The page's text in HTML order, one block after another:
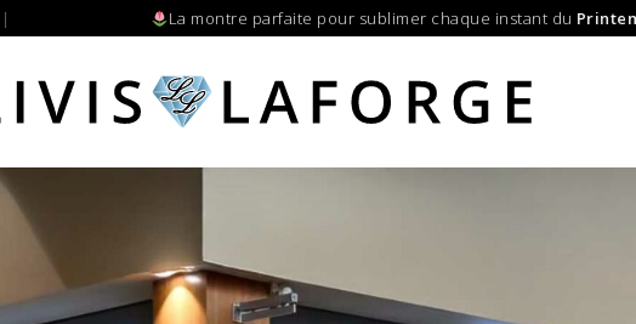
La montre parfaite pour sublimer chaque instant du Printemps